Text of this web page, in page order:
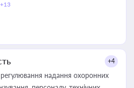
+13
+4
надання охоронних